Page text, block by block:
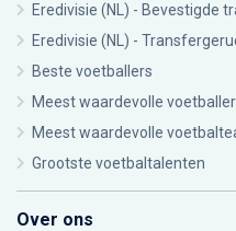
Eredivisie (NL) - Bevestigde
Eredivisie (NL) -
Beste voetballers
Meest waardevolle
Meest waardevolle
Grootste voetbaltalenten
Over ons